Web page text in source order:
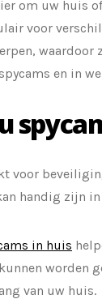
om uw huis
voor
en in
voor
handig zijn
in huis
worden
van uw huis.